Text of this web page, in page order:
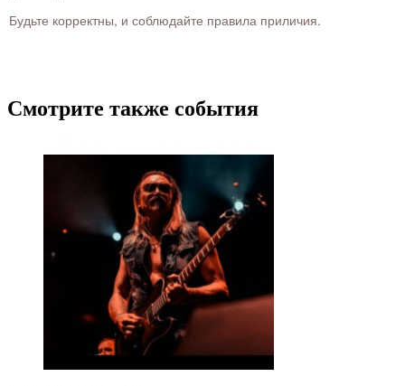
Будьте корректны, и соблюдайте правила приличия.
Смотрите также события